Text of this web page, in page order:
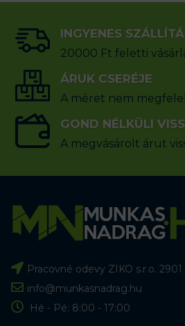
INGYENES
20000 Ft feletti
ÁRUK CSERÉJE
A méret nem
GOND NÉLKÜLI
A megvásárolt árut
Pracovné odevy ZIKO s.r.o.
info@munkasnadrag.hu
Hé - Pé: 8:00 - 17:00